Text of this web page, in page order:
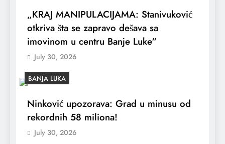
„KRAJ MANIPULACIJAMA: Stanivuković
otkriva šta se zapravo dešava sa
imovinom u centru Banje Luke“
July 30, 2026
BANJA LUKA
Ninković upozorava: Grad u minusu od
rekordnih 58 miliona!
July 30, 2026